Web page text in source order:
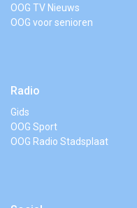
OOG TV Nieuws
OOG voor senioren
Radio
Gids
OOG Sport
OOG Radio Stadsplaat